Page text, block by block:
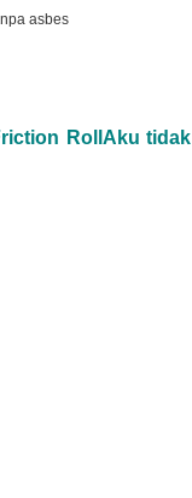
asbes
Roll Aku tidak